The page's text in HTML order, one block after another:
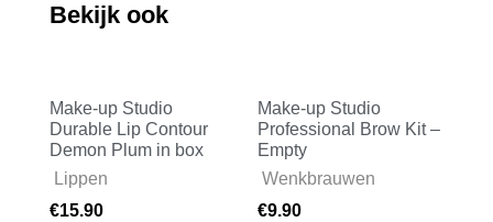
Bekijk ook
Lippen
Make-up Studio
Durable Lip Contour
Demon Plum in box
€15.90
Wenkbrauwen
Make-up Studio
Professional Brow Kit –
Empty
€9.90